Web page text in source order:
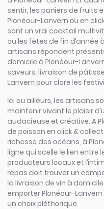
sentir, les paniers de fruits
Plonéour-Lanvern ou en
sont un vrai cocktail
ou les fêtes de fin d’année
artisans répondent
domicile à Plonéour-
saveurs, livraison de
Lanvern pour clore les
Ici ou ailleurs, les artisans
maintenir vivant le plaisir
audacieuse et créative. A
de poisson en click &
richesse des océans, à
ligne qui scelle le lien entre
producteurs locaux et
repas doit trouver un
la livraison de vin à
emporter Plonéour-
un choix pléthorique.